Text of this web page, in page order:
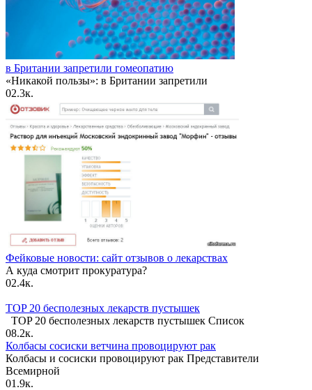
в Британии запретили гомеопатию
«Никакой пользы»: в Британии запретили
02.3к.
Фейковые новости: сайт отзывов о лекарствах
А куда смотрит прокуратура?
02.4к.
TOP 20 бесполезных лекарств пустышек
TOP 20 бесполезных лекарств пустышек Список
08.2к.
Колбасы сосиски ветчина провоцируют рак
Колбасы и сосиски провоцируют рак Представители
Всемирной
01.9к.